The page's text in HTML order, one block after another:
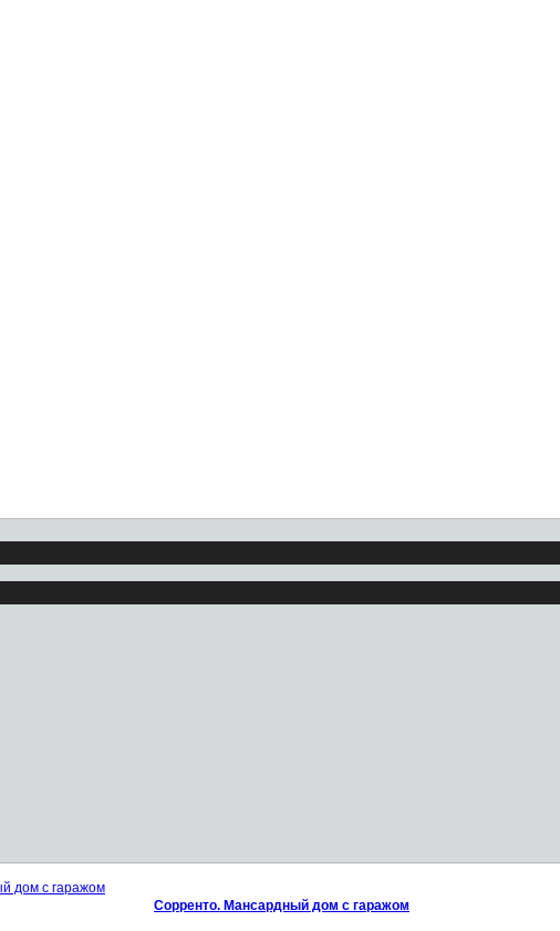
Сорренто. Мансардный дом с гаражом